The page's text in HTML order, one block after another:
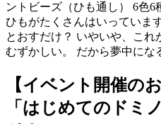
ントビーズ（ひも通し） 6色
ひもがたくさんはいっていま
とおすだけ？ いやいや、これ
むずかしい。 だから夢中に
【イベント開催の
「はじめてのドミ